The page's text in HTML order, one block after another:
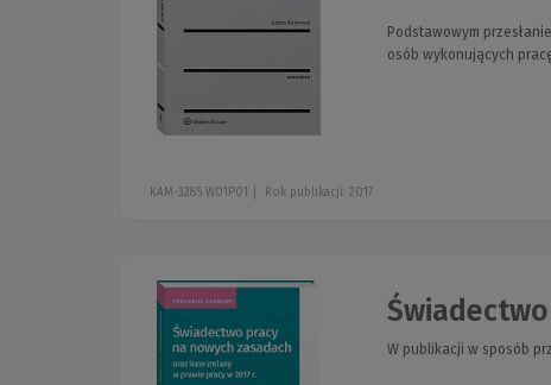
Podstawowym
osób wykonujących
KAM-3285 W01P01 Rok publikacji: 2017
W publikacji w sposób